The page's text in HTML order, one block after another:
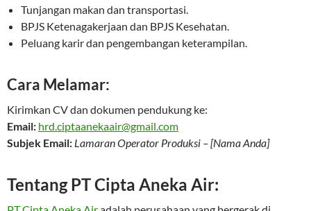
Tunjangan makan dan transportasi.
BPJS Ketenagakerjaan dan BPJS Kesehatan.
Peluang karir dan pengembangan keterampilan.
Cara Melamar:
Kirimkan CV dan dokumen pendukung ke:
Email: hrd.ciptaanekaair@gmail.com
Subjek Email: Lamaran Operator Produksi – [Nama Anda]
Tentang PT Cipta Aneka Air: